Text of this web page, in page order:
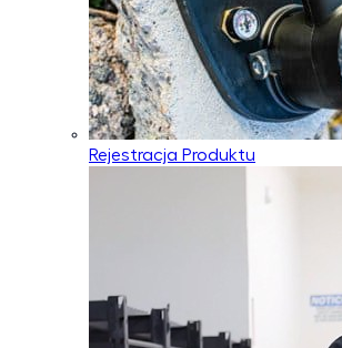
Rejestracja Produktu